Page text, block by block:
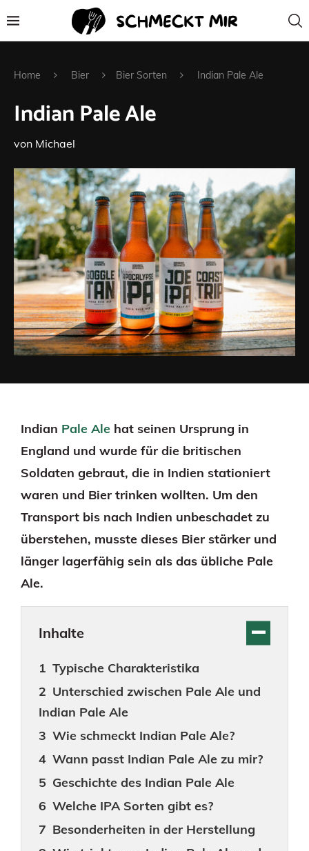
Home Bier Bier Sorten Indian Pale Ale
Indian Pale Ale
von Michael
Indian Pale Ale hat seinen Ursprung in
England und wurde für die britischen
Soldaten gebraut, die in Indien stationiert
waren und Bier trinken wollten. Um den
Transport bis nach Indien unbeschadet zu
überstehen, musste dieses Bier stärker und
länger lagerfähig sein als das übliche Pale
Ale.
Inhalte
Typische Charakteristika
Unterschied zwischen Pale Ale und
Indian Pale Ale
Wie schmeckt Indian Pale Ale?
Wann passt Indian Pale Ale zu mir?
Geschichte des Indian Pale Ale
Welche IPA Sorten gibt es?
Besonderheiten in der Herstellung